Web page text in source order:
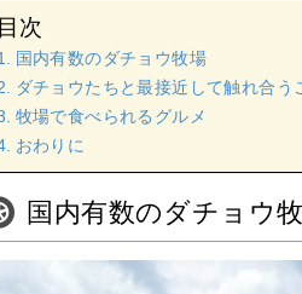
目次
国内有数のダチョウ牧場
ダチョウたちと最接近して触れ合う
牧場で食べられるグルメ
おわりに
国内有数のダチョウ